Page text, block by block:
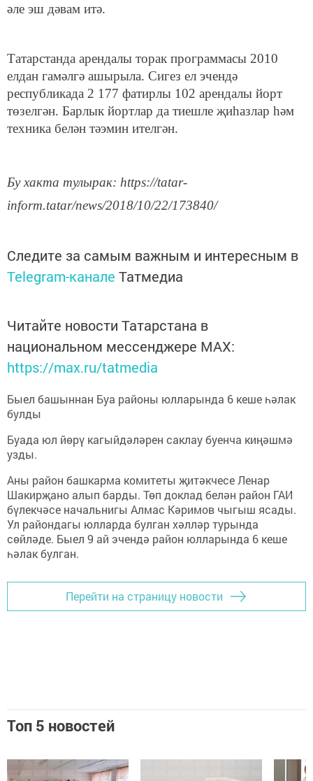
әле эш дәвам итә.
Татарстанда арендалы торак программасы 2010
елдан гамәлгә ашырыла. Сигез ел эчендә
республикада 2 177 фатирлы 102 арендалы йорт
төзелгән. Барлык йортлар да тиешле җиһазлар һәм
техника белән тәэмин ителгән.
Бу хакта тулырак: https://tatar-
inform.tatar/news/2018/10/22/173840/
Следите за самым важным и интересным в
Telegram-канале Татмедиа
Читайте новости Татарстана в
национальном мессенджере MАХ:
https://max.ru/tatmedia
Быел башыннан Буа районы юлларында 6 кеше һәлак
булды
Буада юл йөрү кагыйдәләрен саклау буенча киңәшмә
узды.
Аны район башкарма комитеты җитәкчесе Ленар
Шакирҗано алып барды. Төп доклад белән район ГАИ
бүлекчәсе начальнигы Алмас Кәримов чыгыш ясады.
Ул райондагы юлларда булган хәлләр турында
сөйләде. Быел 9 ай эчендә район юлларында 6 кеше
һәлак булган.
Перейти на страницу новости
Топ 5 новостей